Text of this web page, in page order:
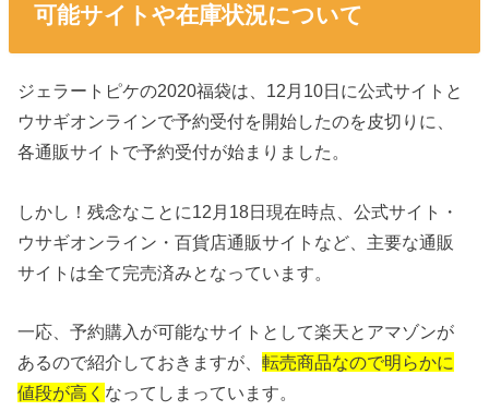
可能サイトや在庫状況について
ジェラートピケの2020福袋は、12月10日に公式サイトと
ウサギオンラインで予約受付を開始したのを皮切りに、
各通販サイトで予約受付が始まりました。
しかし！残念なことに12月18日現在時点、公式サイト・
ウサギオンライン・百貨店通販サイトなど、主要な通販
サイトは全て完売済みとなっています。
一応、予約購入が可能なサイトとして楽天とアマゾンが
あるので紹介しておきますが、転売商品なので明らかに
値段が高く なってしまっています。